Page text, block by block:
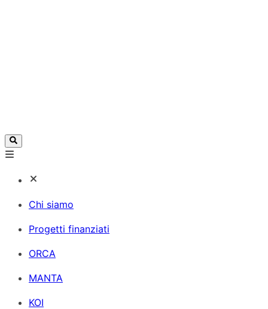
Chi siamo
Progetti finanziati
ORCA
MANTA
KOI